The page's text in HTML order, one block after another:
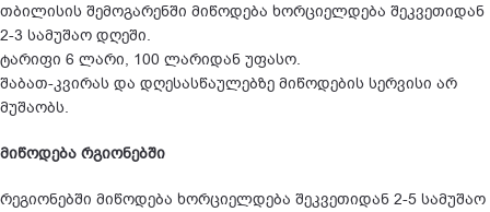
თბილისის შემოგარენში მიწოდება ხორციელდება შეკვეთიდან
2-3 სამუშაო დღეში.
ტარიფი 6 ლარი, 100 ლარიდან უფასო.
შაბათ-კვირას და დღესასწაულებზე მიწოდების სერვისი არ
მუშაობს.
მიწოდება რგიონებში
რეგიონებში მიწოდება ხორციელდება შეკვეთიდან 2-5 სამუშაო